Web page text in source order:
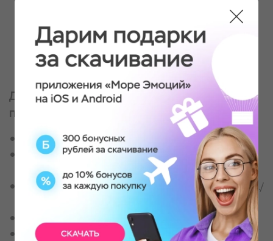
вездеходной дороге, езда по глубокой колее,
преодоление лесополосы, преодоление
участков трассы для трофи рейда, перекус в
лесной хижине (бутерброды, б/а напитки).
Дополнительно на месте можно
приобрести
Доплата за пассажира на багги: 1000 руб./час
Грязезащитные костюмы (куртка, штаны,
резиновые сапоги) – 500 руб./чел.
Утепленные костюмы (куртка, штаны) – 1000 руб./
Аренда мангальной зоны 2000 руб./час
Кейтеринг standart (шашлык из курицы, овощная